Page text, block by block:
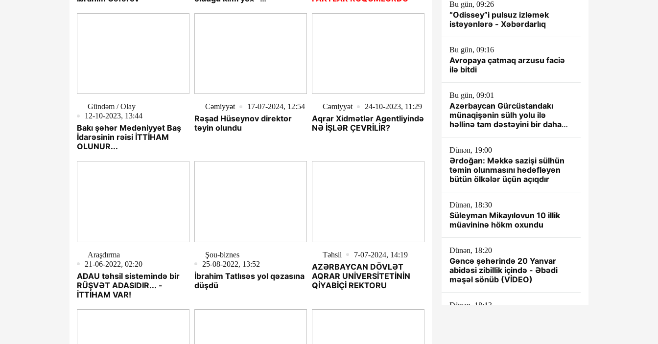
Gündəm / Olay
12-10-2023, 13:44
Bakı şəhər Mədəniyyət Baş
İdarəsinin rəisi İTTİHAM
OLUNUR...
Cəmiyyət 17-07-2024, 12:54
Rəşad Hüseynov direktor
təyin olundu
Cəmiyyət 24-10-2023, 11:29
Aqrar Xidmətlər Agentliyində
NƏ İŞLƏR ÇEVRİLİR?
Araşdırma
21-06-2022, 02:20
ADAU təhsil sistemində bir
RÜŞVƏT ADASIDIR... -
İTTİHAM VAR!
Şou-biznes
25-08-2022, 13:52
İbrahim Tatlısəs yol qəzasına
düşdü
Təhsil 7-07-2024, 14:19
AZƏRBAYCAN DÖVLƏT
AQRAR UNİVERSİTETİNİN
QİYABİÇİ REKTORU
Bu gün, 09:26
“Odissey”i pulsuz izləmək
istəyənlərə - Xəbərdarlıq
Bu gün, 09:16
Avropaya çatmaq arzusu faciə
ilə bitdi
Bu gün, 09:01
Azərbaycan Gürcüstandakı
münaqişənin sülh yolu ilə
həllinə tam dəstəyini bir daha
Dünən, 19:00
Ərdoğan: Məkkə sazişi sülhün
təmin olunmasını hədəfləyən
bütün ölkələr üçün açıqdır
Dünən, 18:30
Süleyman Mikayılovun 10 illik
müavininə hökm oxundu
Dünən, 18:20
Gəncə şəhərində 20 Yanvar
abidəsi zibillik içində - Əbədi
məşəl sönüb (VİDEO)
Dünən, 18:13